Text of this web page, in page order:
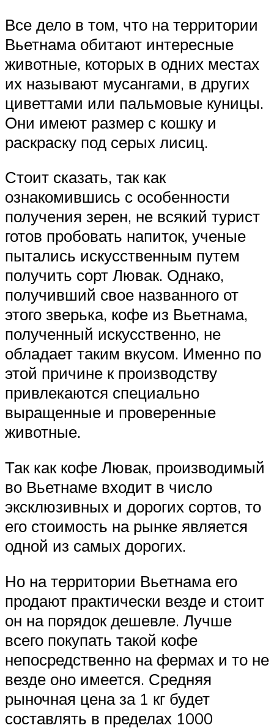
Все дело в том, что на территории
Вьетнама обитают интересные
животные, которых в одних местах
их называют мусангами, в других
циветтами или пальмовые куницы.
Они имеют размер с кошку и
раскраску под серых лисиц.
Стоит сказать, так как
ознакомившись с особенности
получения зерен, не всякий турист
готов пробовать напиток, ученые
пытались искусственным путем
получить сорт Лювак. Однако,
получивший свое названного от
этого зверька, кофе из Вьетнама,
полученный искусственно, не
обладает таким вкусом. Именно по
этой причине к производству
привлекаются специально
выращенные и проверенные
животные.
Так как кофе Лювак, производимый
во Вьетнаме входит в число
эксклюзивных и дорогих сортов, то
его стоимость на рынке является
одной из самых дорогих.
Но на территории Вьетнама его
продают практически везде и стоит
он на порядок дешевле. Лучше
всего покупать такой кофе
непосредственно на фермах и то не
везде оно имеется. Средняя
рыночная цена за 1 кг будет
составлять в пределах 1000